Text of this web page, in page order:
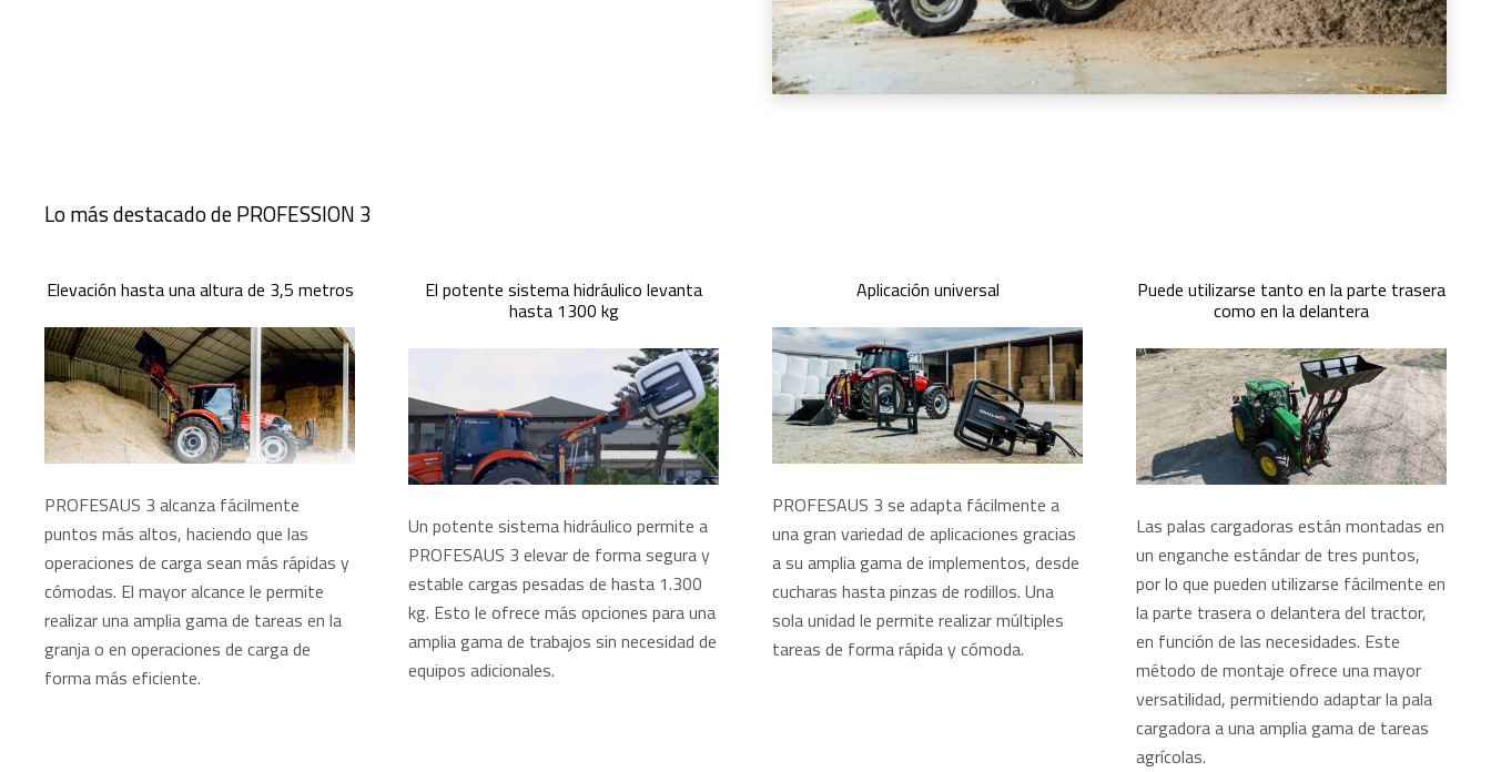
Lo más destacado de PROFESSION 3
Elevación hasta una altura de 3,5 metros
PROFESAUS 3 alcanza fácilmente
puntos más altos, haciendo que las
operaciones de carga sean más rápidas y
cómodas. El mayor alcance le permite
realizar una amplia gama de tareas en la
granja o en operaciones de carga de
forma más eficiente.
El potente sistema hidráulico levanta
hasta 1300 kg
Un potente sistema hidráulico permite a
PROFESAUS 3 elevar de forma segura y
estable cargas pesadas de hasta 1.300
kg. Esto le ofrece más opciones para una
amplia gama de trabajos sin necesidad de
equipos adicionales.
Aplicación universal
PROFESAUS 3 se adapta fácilmente a
una gran variedad de aplicaciones gracias
a su amplia gama de implementos, desde
cucharas hasta pinzas de rodillos. Una
sola unidad le permite realizar múltiples
tareas de forma rápida y cómoda.
Puede utilizarse tanto en la parte trasera
como en la delantera
Las palas cargadoras están montadas en
un enganche estándar de tres puntos,
por lo que pueden utilizarse fácilmente en
la parte trasera o delantera del tractor,
en función de las necesidades. Este
método de montaje ofrece una mayor
versatilidad, permitiendo adaptar la pala
cargadora a una amplia gama de tareas
agrícolas.